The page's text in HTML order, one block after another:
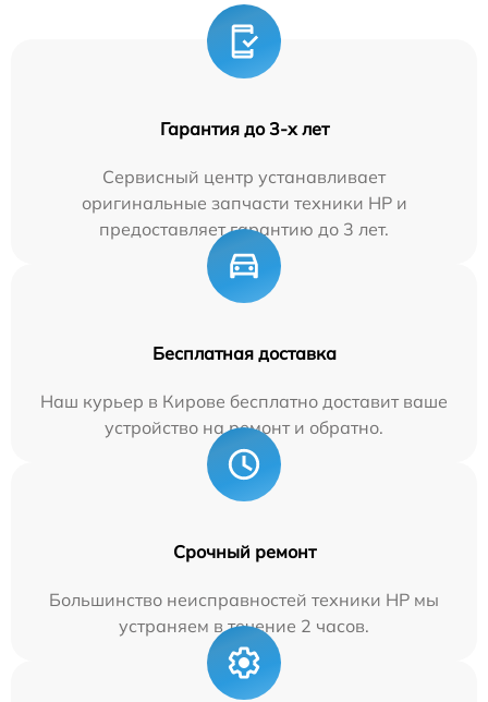
Гарантия до 3-х лет
Сервисный центр устанавливает
оригинальные запчасти техники HP и
предоставляет гарантию до 3 лет.
Бесплатная доставка
Наш курьер в Кирове бесплатно доставит ваше
устройство на ремонт и обратно.
Срочный ремонт
Большинство неисправностей техники HP мы
устраняем в течение 2 часов.